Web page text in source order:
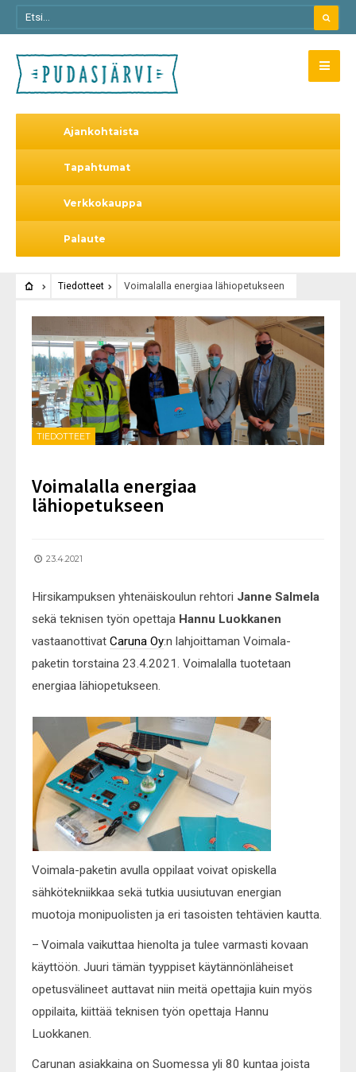
Ajankohtaista
Tapahtumat
Verkkokauppa
Palaute
Tiedotteet Voimalalla energiaa lähiopetukseen
TIEDOTTEET
Voimalalla energiaa
lähiopetukseen
23.4.2021
Hirsikampuksen yhtenäiskoulun rehtori Janne Salmela
sekä teknisen työn opettaja Hannu Luokkanen
vastaanottivat Caruna Oy:n lahjoittaman Voimala-
paketin torstaina 23.4.2021. Voimalalla tuotetaan
energiaa lähiopetukseen.
Voimala-paketin avulla oppilaat voivat opiskella
sähkötekniikkaa sekä tutkia uusiutuvan energian
muotoja monipuolisten ja eri tasoisten tehtävien kautta.
– Voimala vaikuttaa hienolta ja tulee varmasti kovaan
käyttöön. Juuri tämän tyyppiset käytännönläheiset
opetusvälineet auttavat niin meitä opettajia kuin myös
oppilaita, kiittää teknisen työn opettaja Hannu
Luokkanen.
Carunan asiakkaina on Suomessa yli 80 kuntaa joista